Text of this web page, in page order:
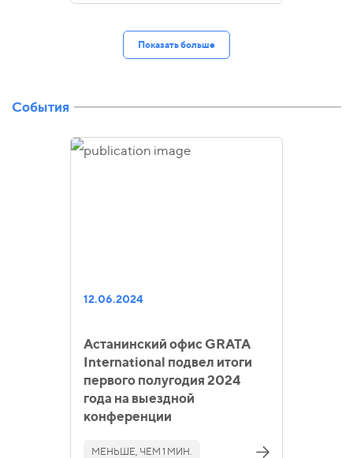
Показать больше
События
12.06.2024
Астанинский офис GRATA
International подвел итоги
первого полугодия 2024
года на выездной
конференции
МЕНЬШЕ, ЧЕМ 1 МИН.